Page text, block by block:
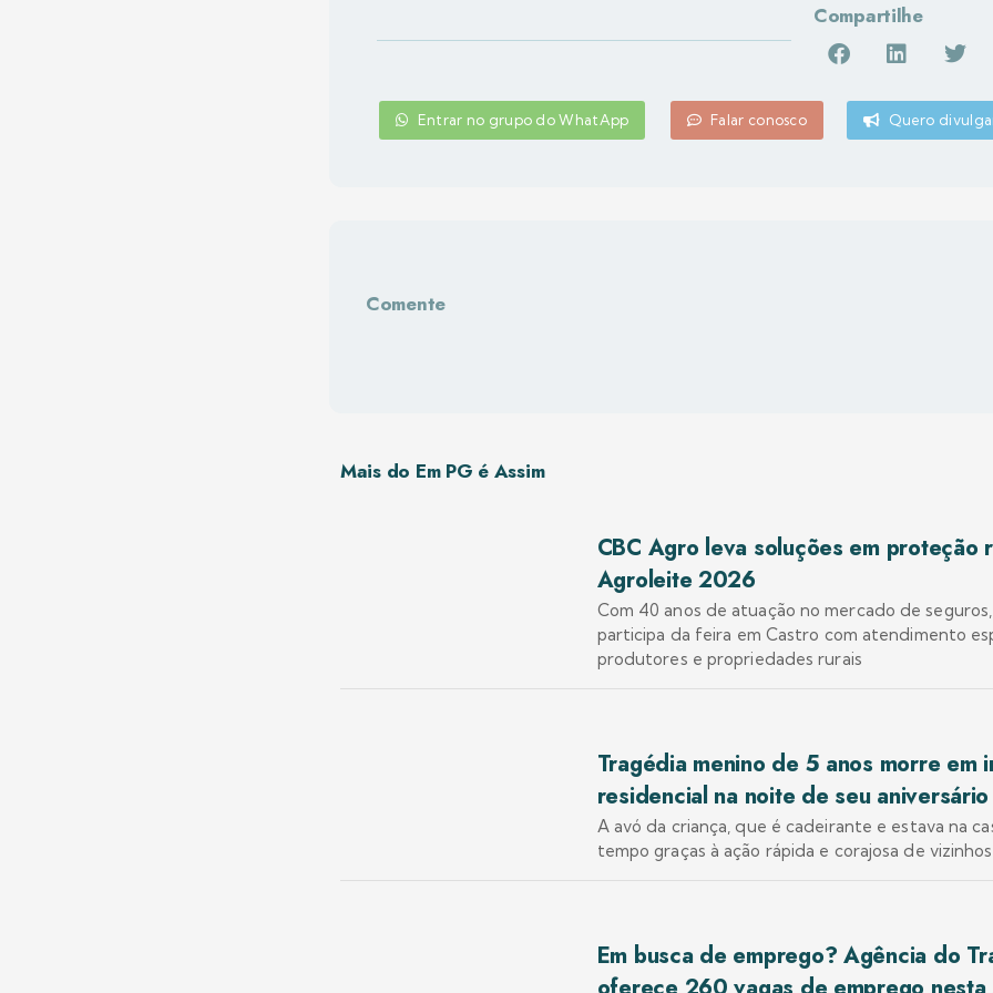
Compartilhe
Entrar no grupo do WhatApp Falar conosco Quero
Comente
Mais do Em PG é Assim
CBC Agro leva soluções em proteção
Agroleite 2026
Com 40 anos de atuação no mercado de
participa da feira em Castro com atendimento
produtores e propriedades rurais
Tragédia menino de 5 anos morre em
residencial na noite de seu aniversário
A avó da criança, que é cadeirante e estava na
tempo graças à ação rápida e corajosa de
Em busca de emprego? Agência do